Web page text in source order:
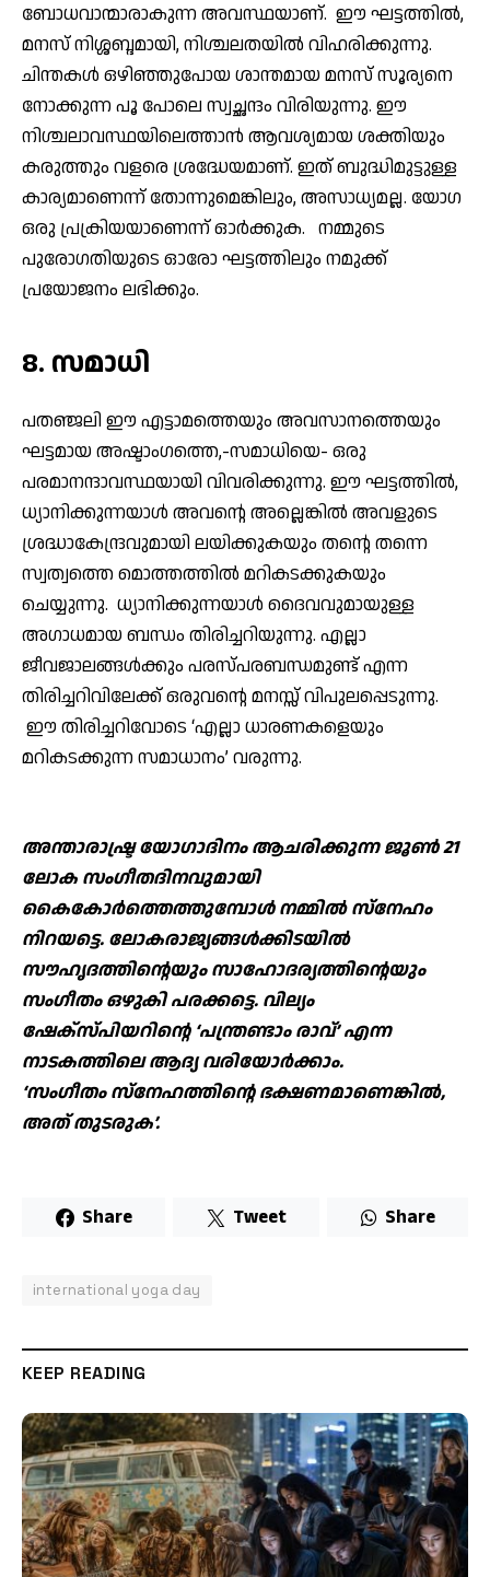
ബോധവാന്മാരാകുന്ന അവസ്ഥയാണ്. ഈ ഘട്ടത്തില്‍,
മനസ് നിശ്ശബ്ദമായി, നിശ്ചലതയില്‍ വിഹരിക്കുന്നു.
ചിന്തകള്‍ ഒഴിഞ്ഞുപോയ ശാന്തമായ മനസ് സൂര്യനെ
നോക്കുന്ന പൂ പോലെ സ്വച്ഛന്ദം വിരിയുന്നു. ഈ
നിശ്ചലാവസ്ഥയിലെത്താന്‍ ആവശ്യമായ ശക്തിയും
കരുത്തും വളരെ ശ്രദ്ധേയമാണ്. ഇത് ബുദ്ധിമുട്ടുള്ള
കാര്യമാണെന്ന് തോന്നുമെങ്കിലും, അസാധ്യമല്ല. യോഗ
ഒരു പ്രക്രിയയാണെന്ന് ഓര്‍ക്കുക. നമ്മുടെ
പുരോഗതിയുടെ ഓരോ ഘട്ടത്തിലും നമുക്ക്
പ്രയോജനം ലഭിക്കും.
8. സമാധി
പതഞ്ജലി ഈ എട്ടാമത്തെയും അവസാനത്തെയും
ഘട്ടമായ അഷ്ടാംഗത്തെ,-സമാധിയെ- ഒരു
പരമാനന്ദാവസ്ഥയായി വിവരിക്കുന്നു. ഈ ഘട്ടത്തില്‍,
ധ്യാനിക്കുന്നയാള്‍ അവന്റെ അല്ലെങ്കില്‍ അവളുടെ
ശ്രദ്ധാകേന്ദ്രവുമായി ലയിക്കുകയും തന്റെ തന്നെ
സ്വത്വത്തെ മൊത്തത്തില്‍ മറികടക്കുകയും
ചെയ്യുന്നു. ധ്യാനിക്കുന്നയാള്‍ ദൈവവുമായുള്ള
അഗാധമായ ബന്ധം തിരിച്ചറിയുന്നു. എല്ലാ
ജീവജാലങ്ങള്‍ക്കും പരസ്പരബന്ധമുണ്ട് എന്ന
തിരിച്ചറിവിലേക്ക് ഒരുവന്റെ മനസ്സ് വിപുലപ്പെടുന്നു.
ഈ തിരിച്ചറിവോടെ ‘എല്ലാ ധാരണകളെയും
മറികടക്കുന്ന സമാധാനം’ വരുന്നു.
അന്താരാഷ്ട്ര യോഗാദിനം ആചരിക്കുന്ന ജൂണ്‍ 21
ലോക സംഗീതദിനവുമായി
കൈകോര്‍ത്തെത്തുമ്പോള്‍ നമ്മില്‍ സ്‌നേഹം
നിറയട്ടെ. ലോകരാജ്യങ്ങള്‍ക്കിടയില്‍
സൗഹൃദത്തിന്റെയും സാഹോദര്യത്തിന്റെയും
സംഗീതം ഒഴുകി പരക്കട്ടെ. വില്യം
ഷേക്‌സ്പിയറിന്റെ ‘പന്ത്രണ്ടാം രാവ്’ എന്ന
നാടകത്തിലെ ആദ്യ വരിയോര്‍ക്കാം.
‘സംഗീതം സ്‌നേഹത്തിന്റെ ഭക്ഷണമാണെങ്കില്‍,
അത് തുടരുക’.
Share Tweet Share
international yoga day
KEEP READING